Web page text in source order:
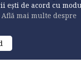
ești de acord cu
Află mai multe despre